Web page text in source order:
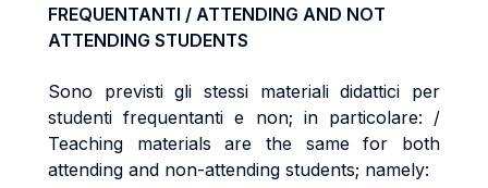
FREQUENTANTI / ATTENDING AND NOT
ATTENDING STUDENTS
Sono previsti gli stessi materiali didattici per
studenti frequentanti e non; in particolare: /
Teaching materials are the same for both
attending and non-attending students; namely: